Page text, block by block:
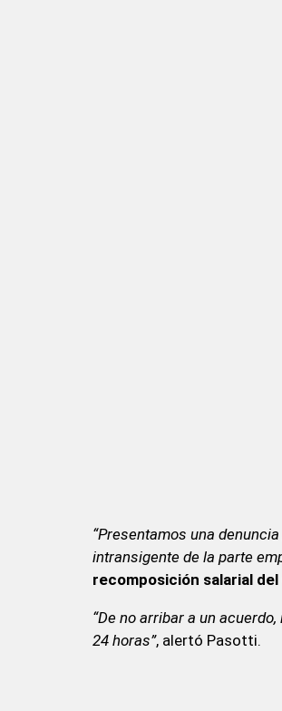
“Presentamos una
intransigente de la parte
recomposición salarial del
“De no arribar a un
24 horas”, alertó Pasotti.